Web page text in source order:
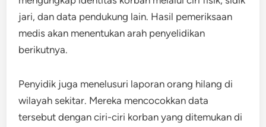
jari, dan data pendukung lain. Hasil pemeriksaan
medis akan menentukan arah penyelidikan
berikutnya.
Penyidik juga menelusuri laporan orang hilang di
wilayah sekitar. Mereka mencocokkan data
tersebut dengan ciri-ciri korban yang ditemukan di